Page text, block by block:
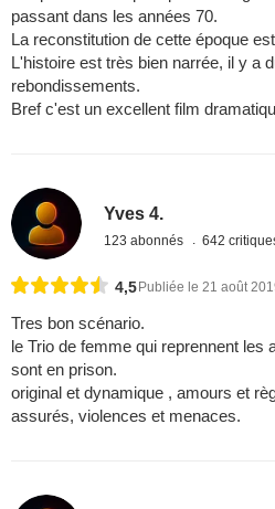
passant dans les années 70.
La reconstitution de cette époque
L'histoire est très bien narrée, il y a
rebondissements.
Bref c'est un excellent film
Yves 4.
123 abonnés 642
4,5Publiée le 21 août
Tres bon scénario.
le Trio de femme qui reprennent les
sont en prison.
original et dynamique , amours et
assurés, violences et menaces.